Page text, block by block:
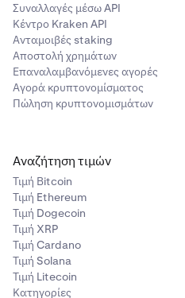
Συναλλαγές μέσω API
Κέντρο Kraken API
Ανταμοιβές staking
Αποστολή χρημάτων
Επαναλαμβανόμενες αγορές
Αγορά κρυπτονομίσματος
Πώληση κρυπτονομισμάτων
Αναζήτηση τιμών
Τιμή Βitcoin
Τιμή Ethereum
Τιμή Dogecoin
Τιμή XRP
Τιμή Cardano
Τιμή Solana
Τιμή Litecoin
Κατηγορίες